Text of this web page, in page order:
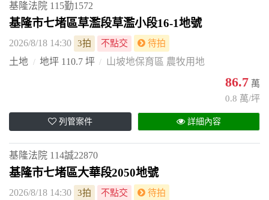
基隆法院 115勤1572
基隆市七堵區草濫段草濫小段16-1地號
2026/8/18 14:30 3拍 不點交 待拍
土地 地坪 110.7 坪 山坡地保育區 農牧用地
86.7 萬
0.8 萬/坪
列管案件 詳細內容
基隆法院 114誠22870
基隆市七堵區大華段2050地號
2026/8/18 14:30 3拍 不點交 待拍